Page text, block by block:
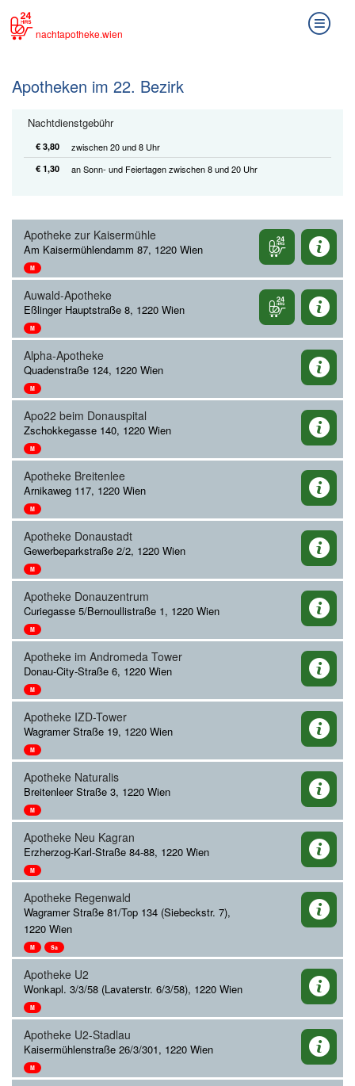
nachtapotheke.wien
Apotheken im 22. Bezirk
Nachtdienstgebühr
€ 3,80 zwischen 20 und 8 Uhr
€ 1,30 an Sonn- und Feiertagen zwischen 8 und 20 Uhr
Apotheke zur Kaisermühle
Am Kaisermühlendamm 87, 1220 Wien
M
Auwald-Apotheke
Eßlinger Hauptstraße 8, 1220 Wien
M
Alpha-Apotheke
Quadenstraße 124, 1220 Wien
M
Apo22 beim Donauspital
Zschokkegasse 140, 1220 Wien
M
Apotheke Breitenlee
Arnikaweg 117, 1220 Wien
M
Apotheke Donaustadt
Gewerbeparkstraße 2/2, 1220 Wien
M
Apotheke Donauzentrum
Curiegasse 5/Bernoullistraße 1, 1220 Wien
M
Apotheke im Andromeda Tower
Donau-City-Straße 6, 1220 Wien
M
Apotheke IZD-Tower
Wagramer Straße 19, 1220 Wien
M
Apotheke Naturalis
Breitenleer Straße 3, 1220 Wien
M
Apotheke Neu Kagran
Erzherzog-Karl-Straße 84-88, 1220 Wien
M
Apotheke Regenwald
Wagramer Straße 81/Top 134 (Siebeckstr. 7),
1220 Wien
M Sa
Apotheke U2
Wonkapl. 3/3/58 (Lavaterstr. 6/3/58), 1220 Wien
M
Apotheke U2-Stadlau
Kaisermühlenstraße 26/3/301, 1220 Wien
M